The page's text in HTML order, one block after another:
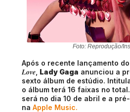
Foto: Reprodução/
Após o recente lançamento
Love Lady Gaga anunciou a
sexto álbum de estúdio.
o álbum terá 16 faixas no
será no dia 10 de abril e a
na Apple Music.